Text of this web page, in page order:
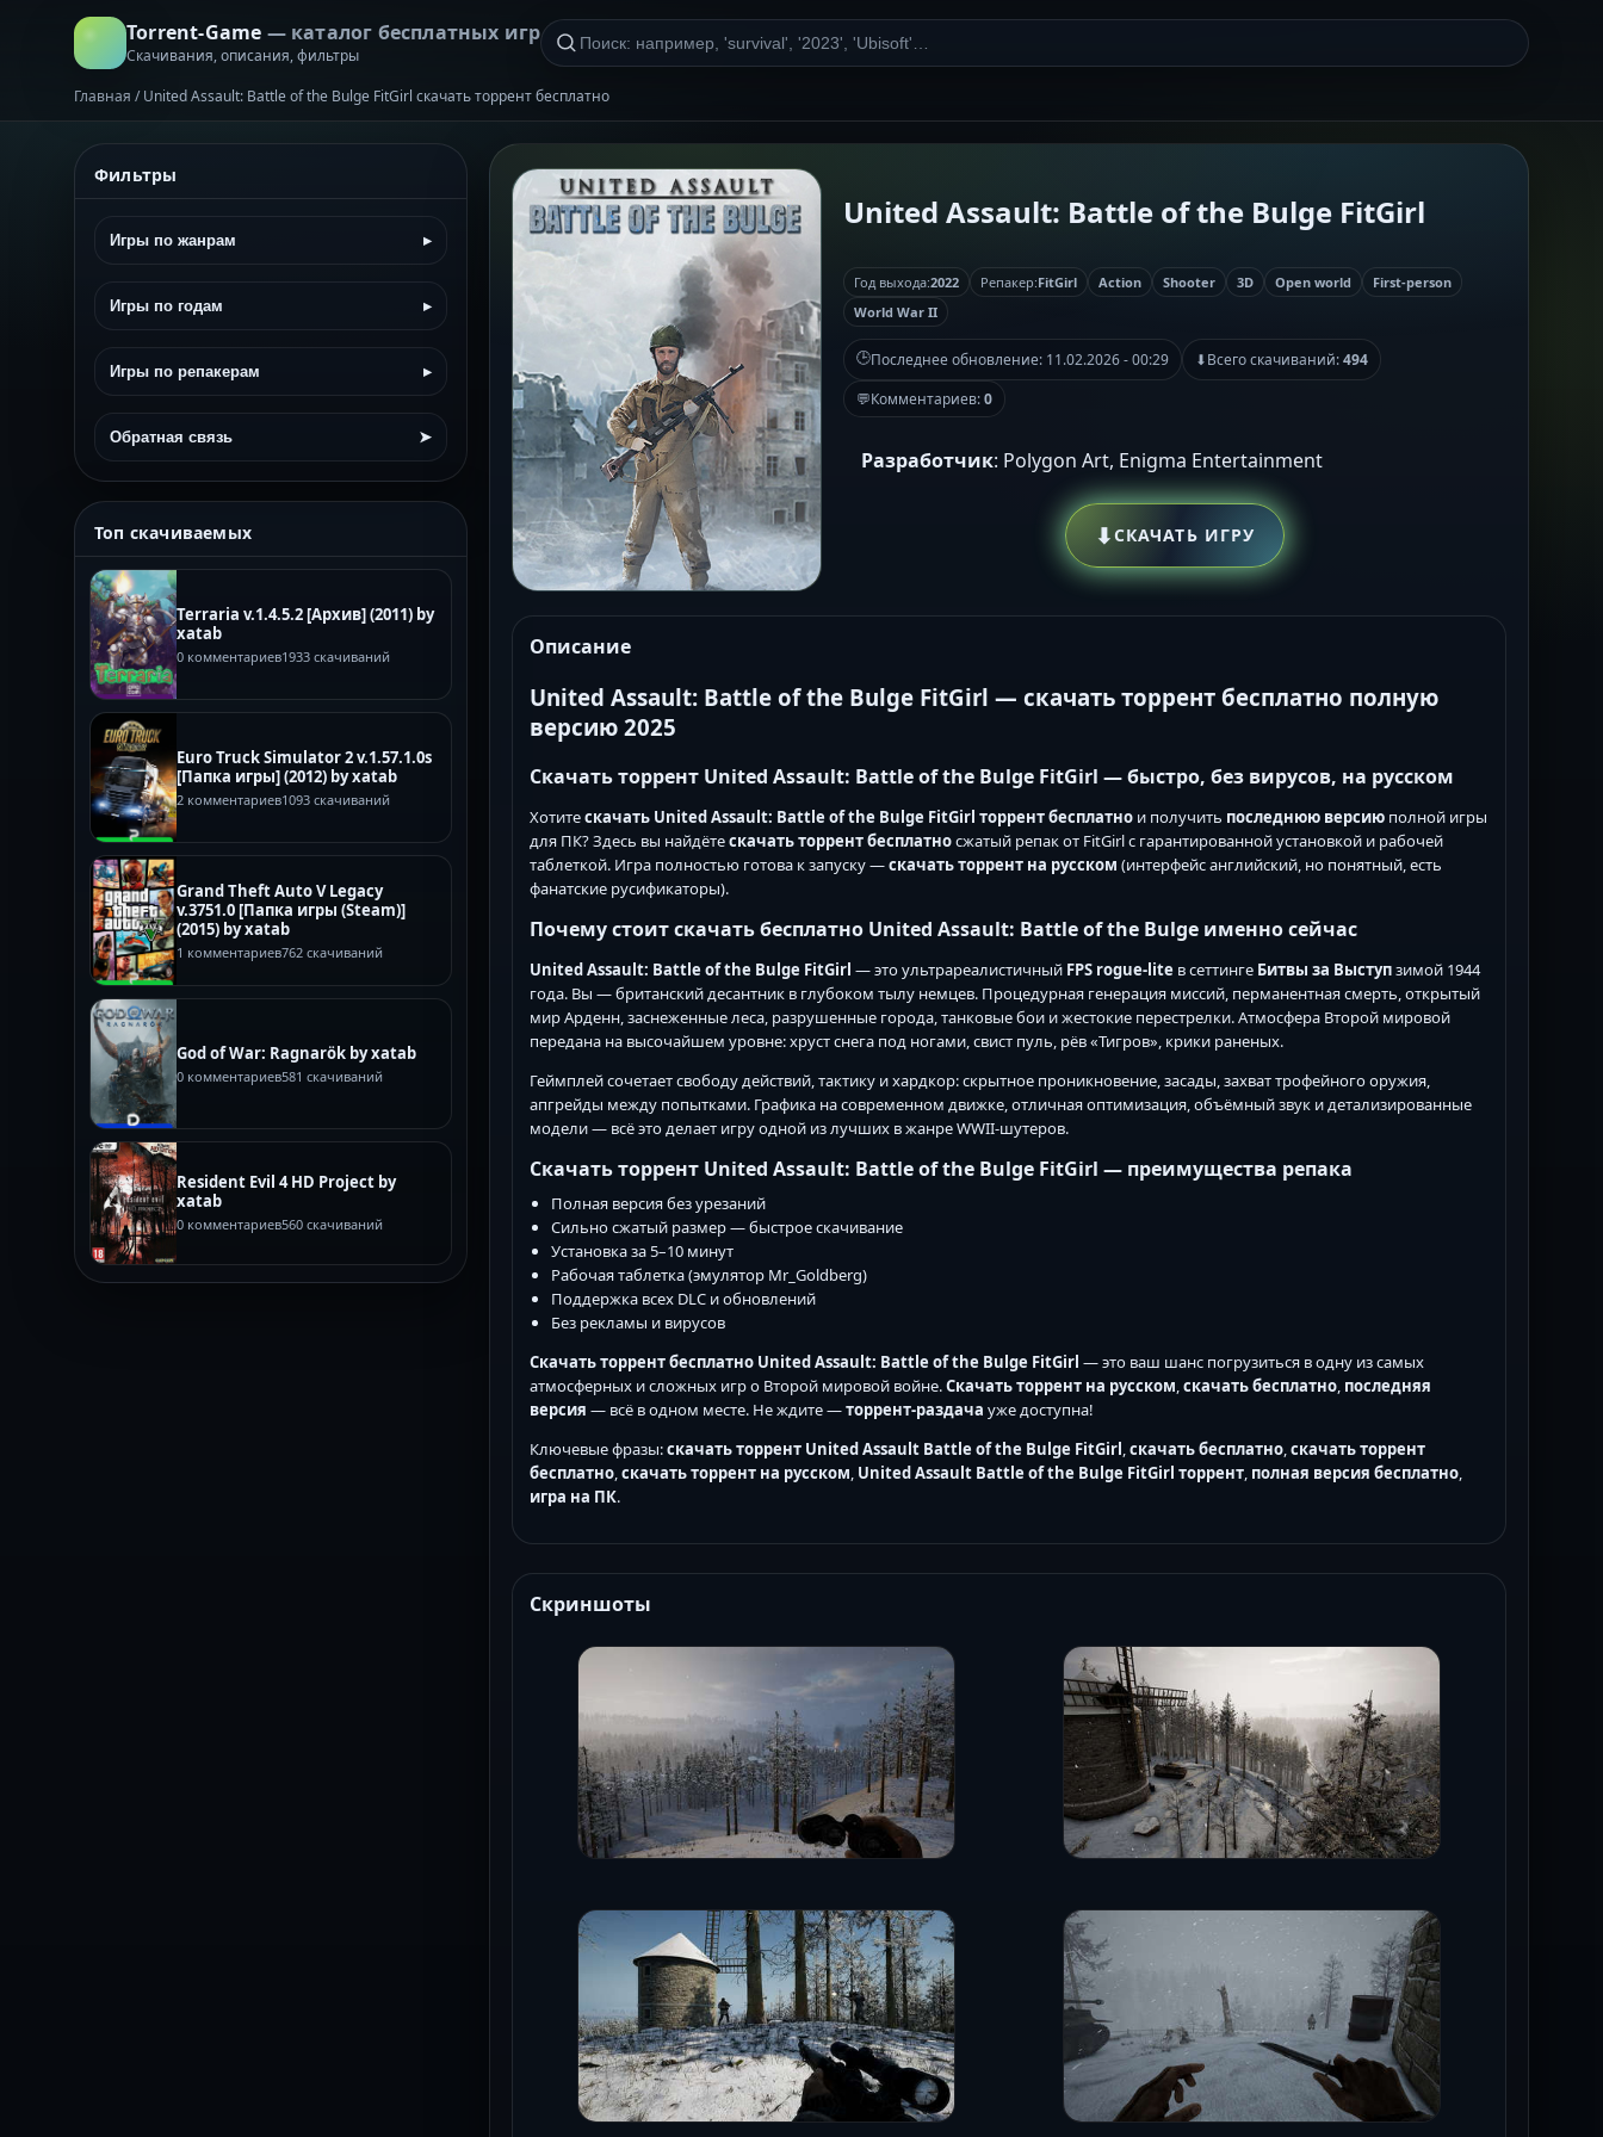
Torrent-Game — каталог бесплатных игр
Скачивания, описания, фильтры
Главная / United Assault: Battle of the Bulge FitGirl скачать торрент бесплатно
Фильтры
Игры по жанрам ▸
Игры по годам ▸
Игры по репакерам ▸
Обратная связь ➤
Топ скачиваемых
Terraria v.1.4.5.2 [Архив] (2011) by
xatab
0 комментариев1933 скачиваний
Euro Truck Simulator 2 v.1.57.1.0s
[Папка игры] (2012) by xatab
2 комментариев1093 скачиваний
Grand Theft Auto V Legacy
v.3751.0 [Папка игры (Steam)]
(2015) by xatab
1 комментариев762 скачиваний
God of War: Ragnarök by xatab
0 комментариев581 скачиваний
Resident Evil 4 HD Project by
xatab
0 комментариев560 скачиваний
United Assault: Battle of the Bulge FitGirl
Год выхода:2022 Репакер:FitGirl Action Shooter 3D Open world
First-person
World War II
🕒Последнее обновление: 11.02.2026 - 00:29 ⬇Всего скачиваний:494
💬Комментариев:0
Разработчик: Polygon Art, Enigma Entertainment
⬇СКАЧАТЬ ИГРУ
Описание
United Assault: Battle of the Bulge FitGirl — скачать торрент бесплатно полную
версию 2025
Скачать торрент United Assault: Battle of the Bulge FitGirl — быстро, без вирусов, на русском
Хотитескачать United Assault: Battle of the Bulge FitGirl торрентбесплатно и получить последнюю версию полной игры
для ПК? Здесь вы найдётескачать торрент бесплатносжатый репак от FitGirl с гарантированной установкой и рабочей
таблеткой. Игра полностью готова к запуску —скачать торрент на русском (интерфейс английский, но понятный, есть
фанатские русификаторы).
Почему стоитскачать бесплатно United Assault: Battle of the Bulge именно сейчас
United Assault: Battle of the Bulge FitGirl — это ультрареалистичный FPS rogue-lite в сеттинге Битвы за Выступзимой 1944
года. Вы — британский десантник в глубоком тылу немцев. Процедурная генерация миссий, перманентная смерть, открытый
мир Арденн, заснеженные леса, разрушенные города, танковые бои и жестокие перестрелки. Атмосфера Второй мировой
передана на высочайшем уровне: хруст снега под ногами, свист пуль, рёв «Тигров», крики раненых.
Геймплей сочетает свободу действий, тактику и хардкор: скрытное проникновение, засады, захват трофейного оружия,
апгрейды между попытками. Графика на современном движке, отличная оптимизация, объёмный звук и детализированные
модели — всё это делает игру одной из лучших в жанре WWII-шутеров.
Скачать торрент United Assault: Battle of the Bulge FitGirl — преимущества репака
Полная версия без урезаний
Сильно сжатый размер — быстрое скачивание
Установка за 5–10 минут
Рабочая таблетка (эмулятор Mr_Goldberg)
Поддержка всех DLC и обновлений
Без рекламы и вирусов
Скачать торрент бесплатно United Assault: Battle of the Bulge FitGirl — это ваш шанс погрузиться в одну из самых
атмосферных и сложных игр о Второй мировой войне.Скачать торрент на русском,скачать бесплатно, последняя
версия — всё в одном месте. Не ждите —торрент-раздача уже доступна!
Ключевые фразы:скачать торрент United Assault Battle of the Bulge FitGirl,скачать бесплатно,скачать торрент
бесплатно,скачать торрент на русском, United Assault Battle of the Bulge FitGirl торрент, полная версия бесплатно,
игра на ПК.
Скриншоты